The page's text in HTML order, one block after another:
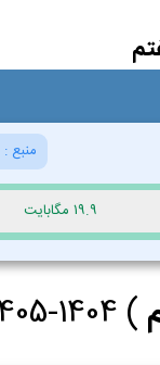
منبع :
19.9 مگابایت
) 1404-1405